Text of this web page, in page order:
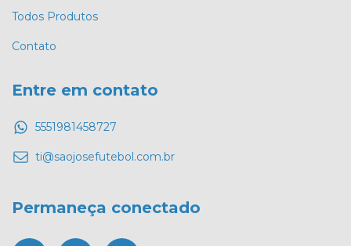
Todos Produtos
Contato
Entre em contato
5551981458727
ti@saojosefutebol.com.br
Permaneça conectado